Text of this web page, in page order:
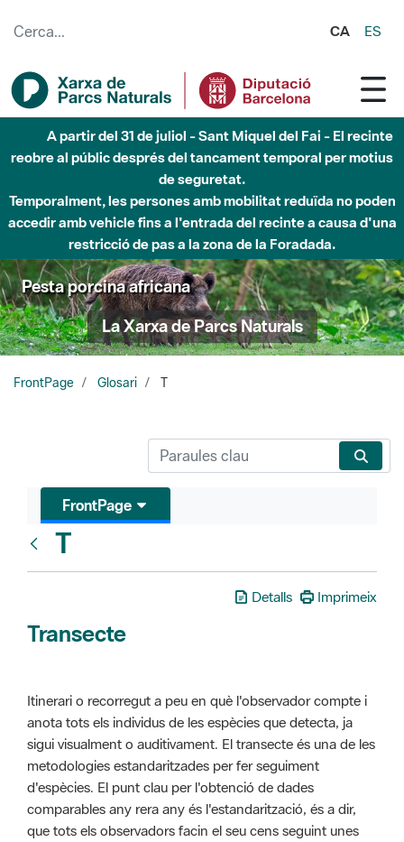
CA ES
A partir del 31 de juliol - Sant Miquel del Fai - El recinte
reobre al públic després del tancament temporal per motius
de seguretat.
Temporalment, les persones amb mobilitat reduïda no poden
accedir amb vehicle fins a l'entrada del recinte a causa d'una
restricció de pas a la zona de la Foradada.
Pesta porcina africana
La Xarxa de Parcs Naturals
FrontPage Glosari T
FrontPage
T
Detalls Imprimeix
Transecte
Itinerari o recorregut a peu en què l'observador compte i
anota tots els individus de les espècies que detecta, ja
sigui visualment o auditivament. El transecte és una de les
metodologies estandaritzades per fer seguiment
d'espècies. El punt clau per l'obtenció de dades
comparables any rera any és l'estandarització, és a dir,
que tots els observadors facin el seu cens seguint unes